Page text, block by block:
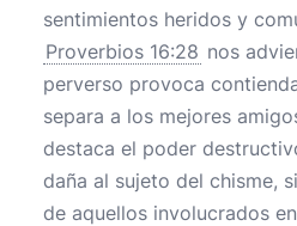
sentimientos heridos y
Proverbios 16:28 nos
perverso provoca
separa a los mejores
destaca el poder
daña al sujeto del chisme,
de aquellos involucrados